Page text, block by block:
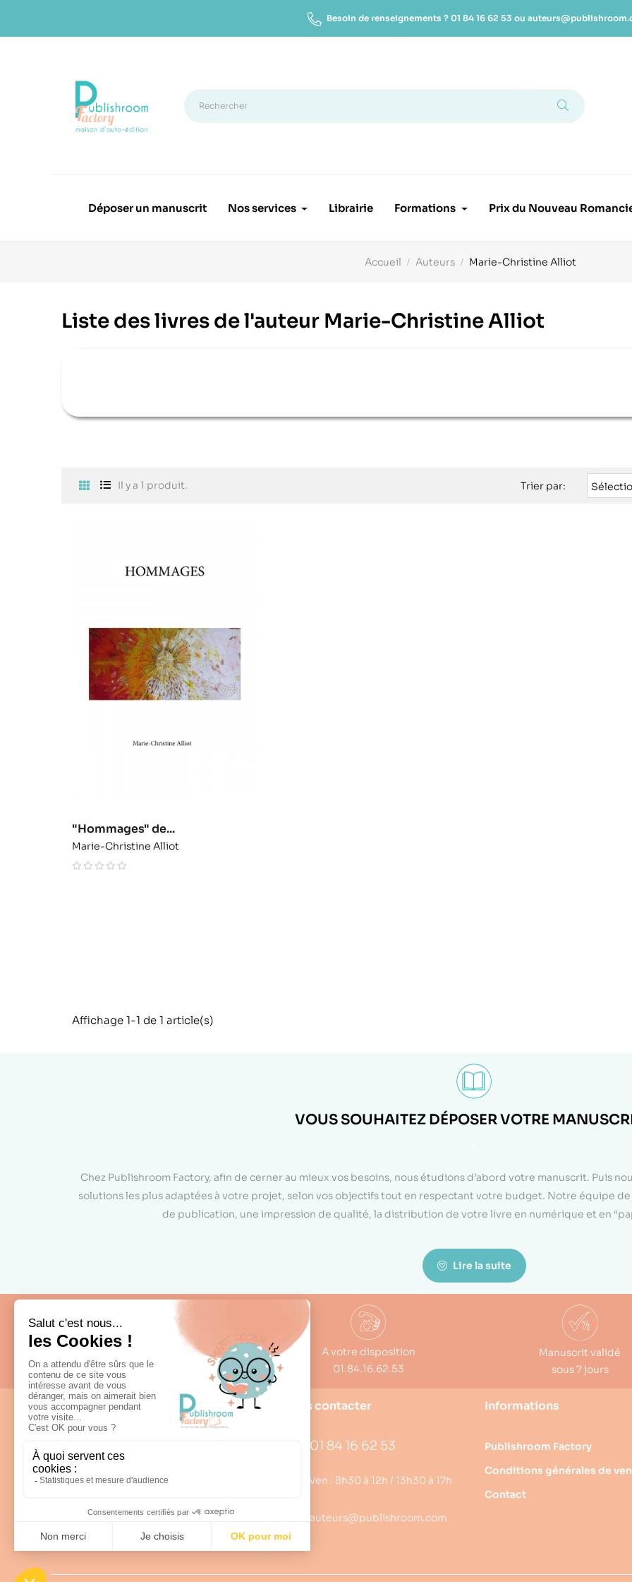
Besoin de renseignements ? 01 84 16 62 53 ou
Déposer un manuscrit Nos services Librairie Formations Prix du Nouveau
Accueil Auteurs Marie-Christine Alliot
Liste des livres de l'auteur Marie-Christine Alliot
Il y a 1 produit. Trier par:
"Hommages" de...
Marie-Christine Alliot
Affichage 1-1 de 1 article(s)
VOUS SOUHAITEZ DÉPOSER VOTRE
Chez Publishroom Factory, afin de cerner au mieux vos besoins, nous étudions d’abord votre manuscrit. Puis
solutions les plus adaptées à votre projet, selon vos objectifs tout en respectant votre budget. Notre équipe
de publication, une impression de qualité, la distribution de votre livre en numérique et en
Lire la suite
Fabrication française
A votre disposition
01.84.16.62.53
Manuscrit validé
sous 7 jours
Nous contacter
01 84 16 62 53
Lun – Ven : 8h30 à 12h / 13h30 à 17h
auteurs@publishroom.com
Informations
Publishroom Factory
Conditions générales de
Contact